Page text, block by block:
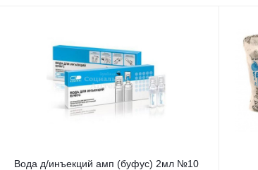
Вода д/инъекций амп (буфус) 2мл №10